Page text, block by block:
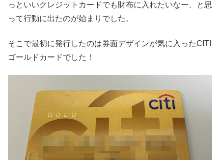
っといいクレジットカードでも財布に入れたいなー、と思
って行動に出たのが始まりでした。
そこで最初に発行したのは券面デザインが気に入ったCITI
ゴールドカードでした！